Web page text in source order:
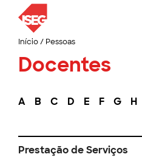
Início/ Pessoas
Docentes
A B C D E F G H
Prestação de Serviços